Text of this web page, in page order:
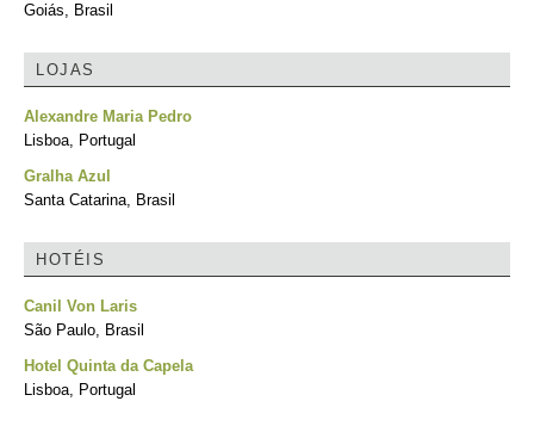
Goiás, Brasil
LOJAS
Alexandre Maria Pedro
Lisboa, Portugal
Gralha Azul
Santa Catarina, Brasil
HOTÉIS
Canil Von Laris
São Paulo, Brasil
Hotel Quinta da Capela
Lisboa, Portugal